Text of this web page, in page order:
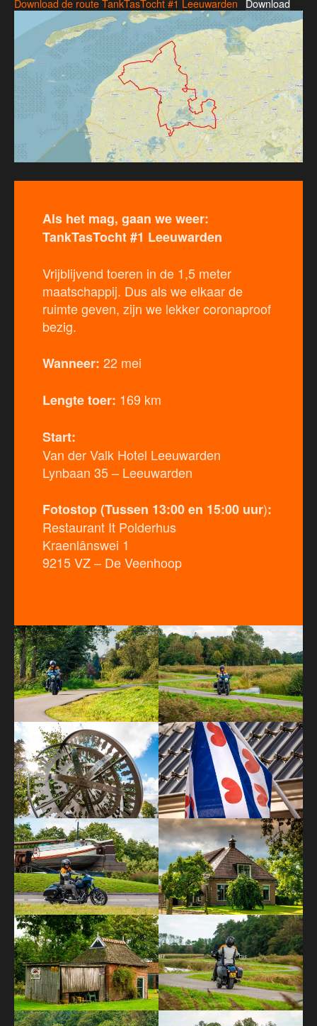
Download de route TankTasTocht #1 Leeuwarden Download
Als het mag, gaan we weer:
TankTasTocht #1 Leeuwarden
Vrijblijvend toeren in de 1,5 meter
maatschappij. Dus als we elkaar de
ruimte geven, zijn we lekker coronaproof
bezig.
Wanneer: 22 mei
Lengte toer: 169 km
Start:
Van der Valk Hotel Leeuwarden
Lynbaan 35 – Leeuwarden
Fotostop (Tussen 13:00 en 15:00 uur):
Restaurant It Polderhus
Kraenlânswei 1
9215 VZ – De Veenhoop